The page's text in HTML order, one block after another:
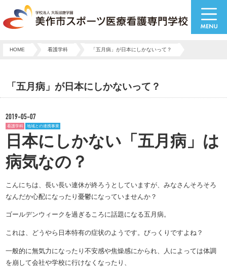
HOME 看護学科 「五月病」が日本にしかないって？
「五月病」が日本にしかないって？
2019-05-07
看護学科 地域との連携事業
日本にしかない「五月病」は
病気なの？
こんにちは、長い長い連休が終ろうとしていますが、みなさんそろそろ
なんだか心配になったり憂鬱になっていませんか？
ゴールデンウィークを過ぎるころに話題になる五月病。
これは、どうやら日本特有の症状のようです。びっくりですよね？
一般的に無気力になったり不安感や焦燥感にかられ、人によっては体調
を崩して会社や学校に行けなくなったり、